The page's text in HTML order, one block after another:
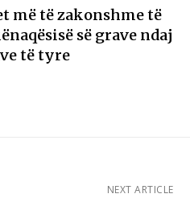
më të zakonshme të
së grave ndaj
të tyre
NEXT ARTICLE